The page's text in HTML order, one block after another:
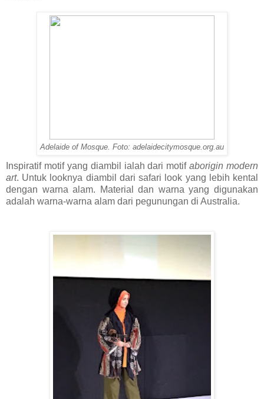
Adelaide of Mosque. Foto: adelaidecitymosque.org.au
Inspiratif motif yang diambil ialah dari motifaborigin modern
art. Untuk looknya diambil dari safari look yang lebih kental
dengan warna alam. Material dan warna yang digunakan
adalah warna-warna alam dari pegunungan di Australia.